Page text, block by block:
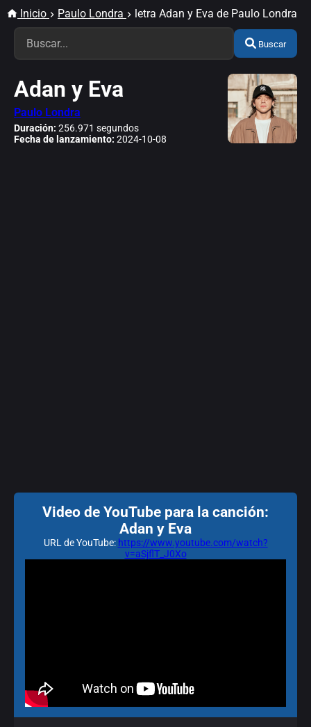
Inicio Paulo Londra letra Adan y Eva de Paulo Londra
Buscar
Adan y Eva
Paulo Londra
Duración: 256.971 segundos
Fecha de lanzamiento: 2024-10-08
Video de YouTube para la canción:
Adan y Eva
URL de YouTube: https://www.youtube.com/watch?
v=aSjflT_J0Xo